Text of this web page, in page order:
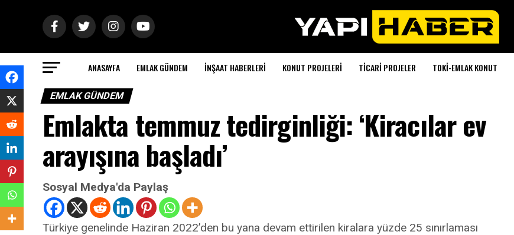
ANASAYFA EMLAK GÜNDEM İNŞAAT HABERLERI KONUT PROJELERI TICARI PROJELER TOKI-EMLAK KONUT
EMLAK GÜNDEM
Emlakta temmuz tedirginliği: ‘Kiracılar ev
arayışına başladı’
Sosyal Medya'da Paylaş
Türkiye genelinde Haziran 2022’den bu yana devam ettirilen kiralara yüzde 25 sınırlaması